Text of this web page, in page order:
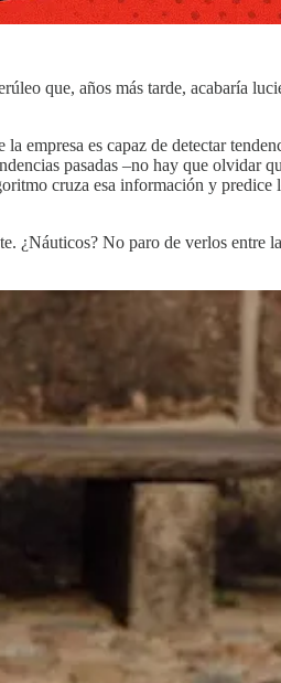
que, años más tarde, acabaría
empresa es capaz de detectar
pasadas –no hay que olvidar
cruza esa información y predice
¿Náuticos? No paro de verlos entre